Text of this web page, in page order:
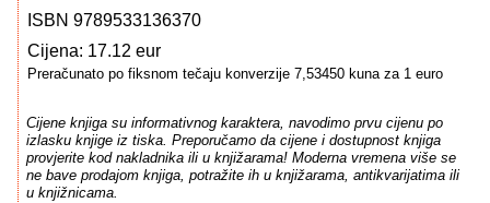
ISBN 9789533136370
Cijena: 17.12 eur
Preračunato po fiksnom tečaju konverzije 7,53450 kuna za 1 euro
Cijene knjiga su informativnog karaktera, navodimo prvu cijenu po
izlasku knjige iz tiska. Preporučamo da cijene i dostupnost knjiga
provjerite kod nakladnika ili u knjižarama! Moderna vremena više se
ne bave prodajom knjiga, potražite ih u knjižarama, antikvarijatima ili
u knjižnicama.